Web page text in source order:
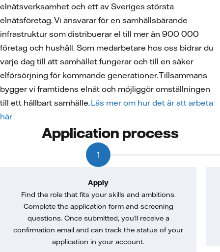
elnätsverksamhet och ett av Sveriges största
elnätsföretag. Vi ansvarar för en samhällsbärande
infrastruktur som distribuerar el till mer än 900 000
företag och hushåll. Som medarbetare hos oss bidrar du
varje dag till att samhället fungerar och till en säker
elförsörjning för kommande generationer. Tillsammans
bygger vi framtidens elnät och möjliggör omställningen
till ett hållbart samhälle.Läs mer om hur det är att arbeta
här
Application process
1
Apply
Find the role that fits your skills and ambitions.
Complete the application form and screening
questions. Once submitted, you’ll receive a
confirmation email and can track the status of your
application in your account.